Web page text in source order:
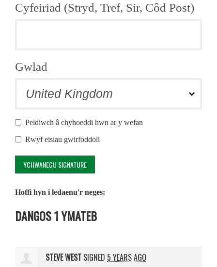
Cyfeiriad (Stryd, Tref, Sir, Côd Post)
Gwlad
Peidiwch â chyhoeddi hwn ar y wefan
Rwyf eisiau gwirfoddoli
Hoffi hyn i ledaenu'r neges:
DANGOS 1 YMATEB
STEVE WEST SIGNED 5 YEARS AGO